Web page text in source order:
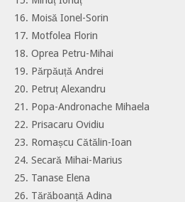
16. Moisă Ionel-Sorin
17. Motfolea Florin
18. Oprea Petru-Mihai
19. Părpăuță Andrei
20. Petruț Alexandru
21. Popa-Andronache Mihaela
22. Prisacaru Ovidiu
23. Romașcu Cătălin-Ioan
24. Secară Mihai-Marius
25. Tanase Elena
26. Tărăboanță Adina